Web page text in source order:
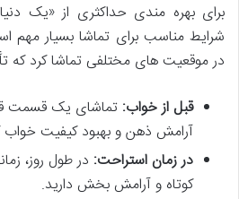
برای بهره مندی حداکثری از «یک
شرایط مناسب برای تماشا بسیار مهم
در موقعیت های مختلفی تماشا کرد که
قبل از خواب: تماشای یک قسمت
آرامش ذهن و بهبود کیفیت
در زمان استراحت: در طول روز،
کوتاه و آرامش بخش دارید.